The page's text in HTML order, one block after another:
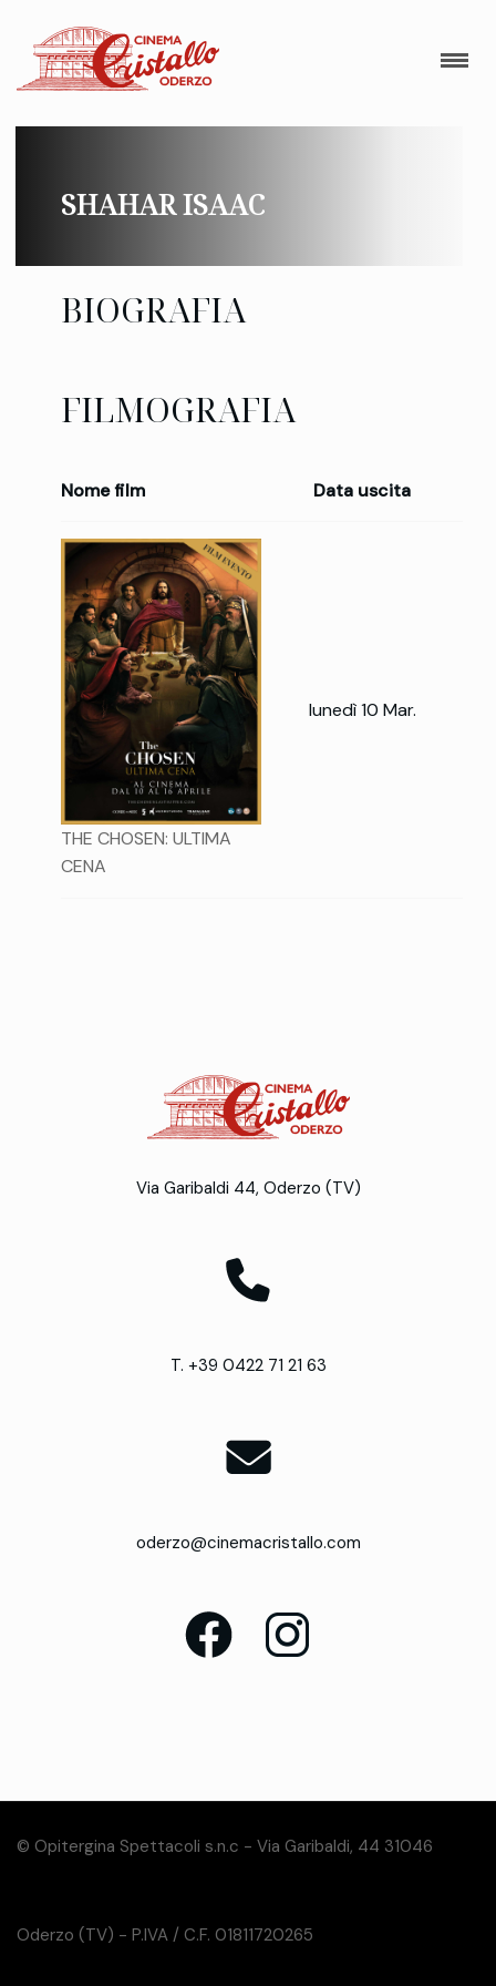
SHAHAR ISAAC
BIOGRAFIA
FILMOGRAFIA
Nome film Data uscita
THE CHOSEN: ULTIMA
CENA
lunedì 10 Mar.
Via Garibaldi 44, Oderzo (TV)
T. +39 0422 71 21 63
oderzo@cinemacristallo.com
© Opitergina Spettacoli s.n.c - Via Garibaldi, 44 31046
Oderzo (TV) - P.IVA / C.F. 01811720265